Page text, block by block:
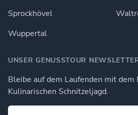
Sprockhövel
Wuppertal
UNSER GENUSSTOUR
Bleibe auf dem Laufenden mit
Kulinarischen Schnitzeljagd.